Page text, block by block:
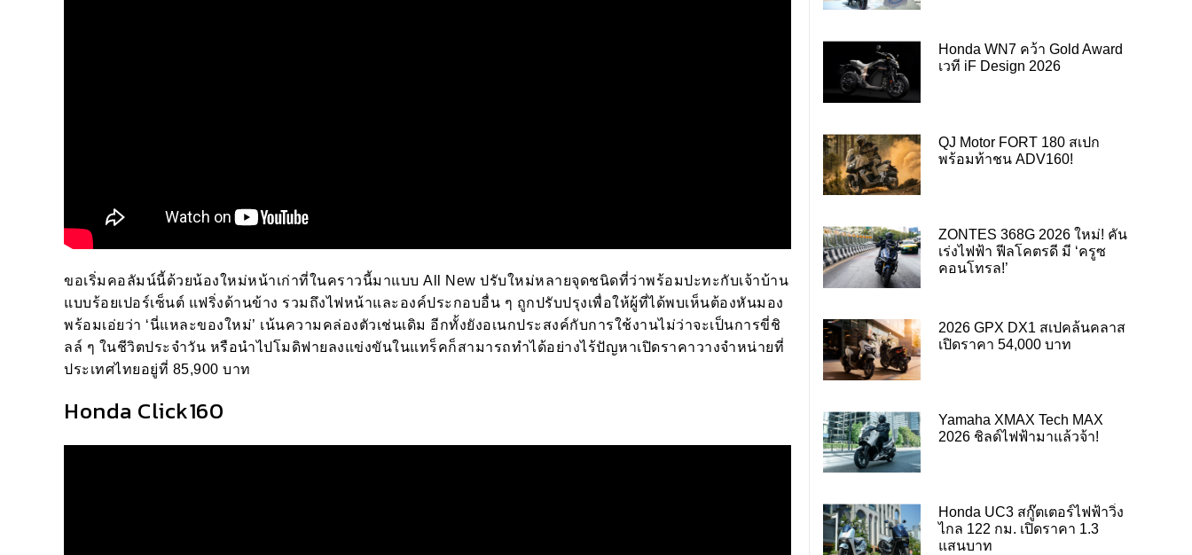
ขอเริ่มคอลัมน์นี้ด้วยน้องใหม่หน้าเก่าที่ในคราวนี้มาแบบ All New ปรับใหม่หลายจุดชนิดที่ว่าพร้อมปะทะกับเจ้าบ้าน
แบบร้อยเปอร์เซ็นต์ แฟริ่งด้านข้าง รวมถึงไฟหน้าและองค์ประกอบอื่น ๆ ถูกปรับปรุงเพื่อให้ผู้ที่ได้พบเห็นต้องหันมอง
พร้อมเอ่ยว่า ‘นี่แหละของใหม่’ เน้นความคล่องตัวเช่นเดิม อีกทั้งยังอเนกประสงค์กับการใช้งานไม่ว่าจะเป็นการขี่ชิ
ลล์ ๆ ในชีวิตประจำวัน หรือนำไปโมดิฟายลงแข่งขันในแทร็คก็สามารถทำได้อย่างไร้ปัญหาเปิดราคาวางจำหน่ายที่
ประเทศไทยอยู่ที่ 85,900 บาท
Honda Click160
Honda WN7 คว้า Gold Award
เวที iF Design 2026
QJ Motor FORT 180 สเปก
พร้อมท้าชน ADV160!
ZONTES 368G 2026 ใหม่! คัน
เร่งไฟฟ้า ฟีลโคตรดี มี ‘ครูซ
คอนโทรล!’
2026 GPX DX1 สเปคล้นคลาส
เปิดราคา 54,000 บาท
Yamaha XMAX Tech MAX
2026 ชิลด์ไฟฟ้ามาแล้วจ้า!
Honda UC3 สกู๊ตเตอร์ไฟฟ้าวิ่ง
ไกล 122 กม. เปิดราคา 1.3
แสนบาท